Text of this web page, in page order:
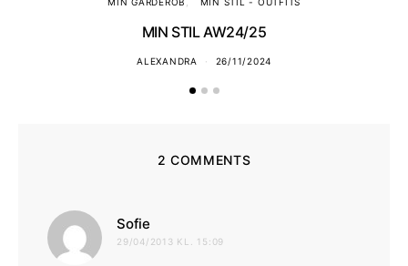
MIN STIL AW24/25
ALEXANDRA 26/11/2024
2 COMMENTS
Sofie
29/04/2013 KL. 15:09